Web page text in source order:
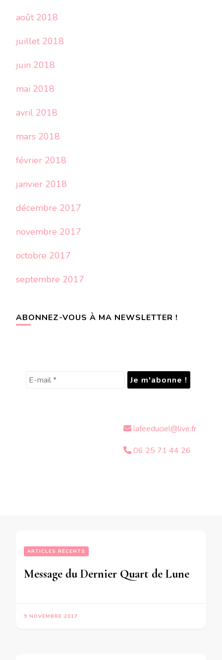
août 2018
juillet 2018
juin 2018
mai 2018
avril 2018
mars 2018
février 2018
janvier 2018
décembre 2017
novembre 2017
octobre 2017
septembre 2017
ABONNEZ-VOUS À MA NEWSLETTER !
lafeeduciel@live.fr
06 25 71 44 26
ARTICLES RÉCENTS
9 NOVEMBRE 2017